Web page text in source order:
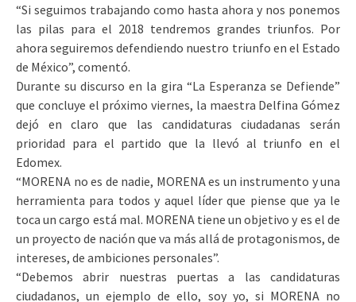
“Si seguimos trabajando como hasta ahora y nos ponemos
las pilas para el 2018 tendremos grandes triunfos. Por
ahora seguiremos defendiendo nuestro triunfo en el Estado
de México”, comentó.
Durante su discurso en la gira “La Esperanza se Defiende”
que concluye el próximo viernes, la maestra Delfina Gómez
dejó en claro que las candidaturas ciudadanas serán
prioridad para el partido que la llevó al triunfo en el
Edomex.
“MORENA no es de nadie, MORENA es un instrumento y una
herramienta para todos y aquel líder que piense que ya le
toca un cargo está mal. MORENA tiene un objetivo y es el de
un proyecto de nación que va más allá de protagonismos, de
intereses, de ambiciones personales”.
“Debemos abrir nuestras puertas a las candidaturas
ciudadanos, un ejemplo de ello, soy yo, si MORENA no